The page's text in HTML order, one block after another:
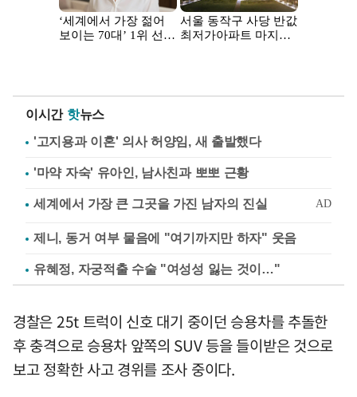
이시간 핫뉴스
'고지용과 이혼' 의사 허양임, 새 출발했다
'마약 자숙' 유아인, 남사친과 뽀뽀 근황
제니, 동거 여부 물음에 "여기까지만 하자" 웃음
유혜정, 자궁적출 수술 "여성성 잃는 것이…"
경찰은 25t 트럭이 신호 대기 중이던 승용차를 추돌한
후 충격으로 승용차 앞쪽의 SUV 등을 들이받은 것으로
보고 정확한 사고 경위를 조사 중이다.